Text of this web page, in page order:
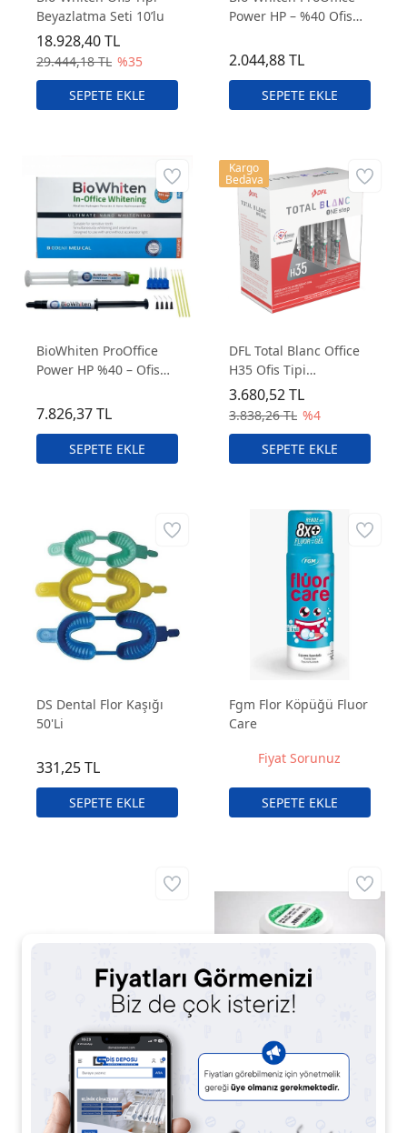
Beyazlatma Seti 10’lu
29.444,18 TL %35
18.928,40 TL
Power HP – %40 Ofis
Sistemi
2.044,88 TL
BioWhiten ProOffice
Power HP %40 – Ofis
Sistemi (4’lü Set)
7.826,37 TL
DFL Total Blanc Office
H35 Ofis Tipi
Beyazlatma
3.838,26 TL %4
3.680,52 TL
Kargo
Bedava
DS Dental Flor Kaşığı
50'Li
331,25 TL
Fgm Flor Köpüğü Fluor
Care
Fiyat Sorunuz
FGM Top Dam Mavi
Dişeti Bariyeri – Işıkla
Sertleşen Bariyer
1.051,58 TL %20
841,26 TL
Imicryl Imprint
Profilaksi Pastası 50 Gr
%29
125,58 TL